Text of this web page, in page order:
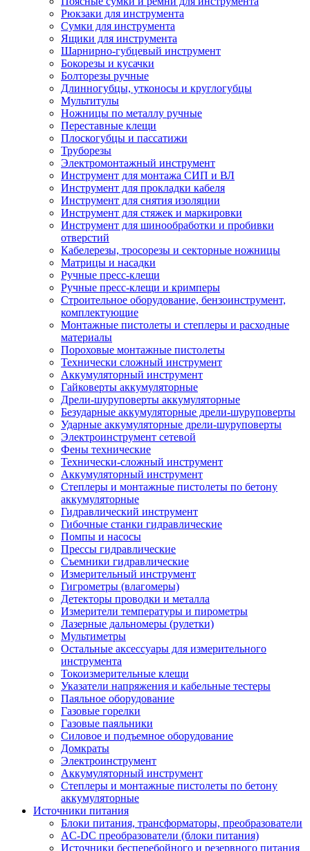
Рюкзаки для инструмента
Сумки для инструмента
Ящики для инструмента
Шарнирно-губцевый инструмент
Бокорезы и кусачки
Болторезы ручные
Длинногубцы, утконосы и круглогубцы
Мультитулы
Ножницы по металлу ручные
Переставные клещи
Плоскогубцы и пассатижи
Труборезы
Электромонтажный инструмент
Инструмент для монтажа СИП и ВЛ
Инструмент для прокладки кабеля
Инструмент для снятия изоляции
Инструмент для стяжек и маркировки
Инструмент для шинообработки и пробивки
отверстий
Кабелерезы, тросорезы и секторные ножницы
Матрицы и насадки
Ручные пресс-клещи
Ручные пресс-клещи и кримперы
Строительное оборудование, бензоинструмент,
комплектующие
Монтажные пистолеты и степлеры и расходные
материалы
Пороховые монтажные пистолеты
Технически сложный инструмент
Аккумуляторный инструмент
Гайковерты аккумуляторные
Дрели-шуруповерты аккумуляторные
Безударные аккумуляторные дрели-шуруповерты
Ударные аккумуляторные дрели-шуруповерты
Электроинструмент сетевой
Фены технические
Технически-сложный инструмент
Аккумуляторный инструмент
Степлеры и монтажные пистолеты по бетону
аккумуляторные
Гидравлический инструмент
Гибочные станки гидравлические
Помпы и насосы
Прессы гидравлические
Съемники гидравлические
Измерительный инструмент
Гигрометры (влагомеры)
Детекторы проводки и металла
Измерители температуры и пирометры
Лазерные дальномеры (рулетки)
Мультиметры
Остальные аксессуары для измерительного
инструмента
Токоизмерительные клещи
Указатели напряжения и кабельные тестеры
Паяльное оборудование
Газовые горелки
Газовые паяльники
Силовое и подъемное оборудование
Домкраты
Электроинструмент
Аккумуляторный инструмент
Степлеры и монтажные пистолеты по бетону
аккумуляторные
Источники питания
Блоки питания, трансформаторы, преобразователи
AC-DC преобразователи (блоки питания)
Источники бесперебойного и резервного питания